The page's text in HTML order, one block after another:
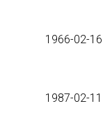
1966-02-16
1987-02-11